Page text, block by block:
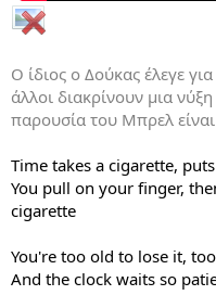
Ο ίδιος ο Δούκας έλεγε
άλλοι διακρίνουν μια
παρουσία του Μπρελ
Time takes a cigarette,
You pull on your finger,
cigarette
You're too old to lose it,
And the clock waits so